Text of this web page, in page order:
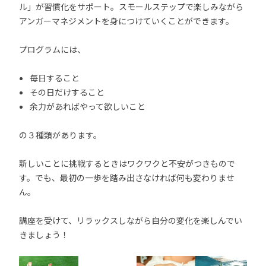
ル」が習慣化をサポート。スモールステップで楽しみながら
アンガーマネジメントを身につけていくことができます。
プログラムには、
毎日すること
その日だけすること
余力があればやって欲しいこと
の３種類があります。
新しいことに挑戦するときはワクワクと不安がつきもので
す。でも、最初の一歩を踏み出さなければ何も変わりませ
ん。
講座を受けて、リラックスしながら自分の変化を楽しんでい
きましょう！